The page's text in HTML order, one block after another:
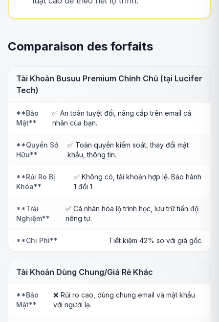
Comparaison des forfaits
Tài Khoản Busuu Premium Chính Chủ (tại Lucifer
Tech)
**Bảo
Mật**
✅ An toàn tuyệt đối, nâng cấp trên email cá
nhân của bạn.
**Quyền Sở
Hữu**
✅ Toàn quyền kiểm soát, thay đổi mật
khẩu, thông tin.
**Rủi Ro Bị
Khóa**
✅ Không có, tài khoản hợp lệ. Bảo hành
1 đổi 1.
**Trải
Nghiệm**
✅ Cá nhân hóa lộ trình học, lưu trữ tiến độ
riêng tư.
**Chi Phí** Tiết kiệm 42% so với giá gốc.
Tài Khoản Dùng Chung/Giá Rẻ Khác
**Bảo
Mật**
❌ Rủi ro cao, dùng chung email và mật khẩu
với người lạ.